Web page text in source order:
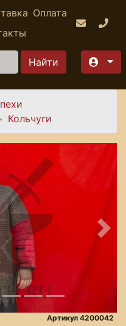
Оплата
Кольчуги
Артикул 4200042